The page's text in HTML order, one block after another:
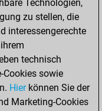
Technologien,
zu stellen, die
interessengerechte
technisch
Cookies sowie
Hierkönnen Sie der
Marketing-Cookies